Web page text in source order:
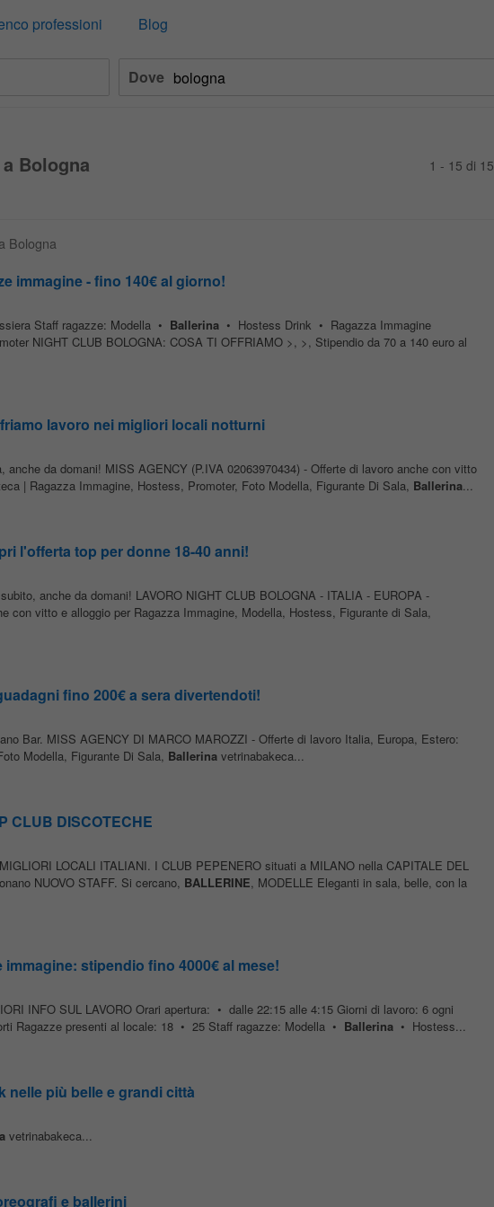
professioni Blog
Dove
Bologna 1 - 15 di 15
Bologna
immagine - fino 140€ al giorno!
Staff ragazze: Modella • Ballerina• Hostess Drink • Ragazza Immagine
NIGHT CLUB BOLOGNA: COSA TI OFFRIAMO >, >, Stipendio da 70 a 140 euro al
lavoro nei migliori locali notturni
da domani! MISS AGENCY (P.IVA 02063970434) - Offerte di lavoro anche con vitto
| Ragazza Immagine, Hostess, Promoter, Foto Modella, Figurante Di Sala, Ballerina...
l'offerta top per donne 18-40 anni!
anche da domani! LAVORO NIGHT CLUB BOLOGNA - ITALIA - EUROPA -
con vitto e alloggio per Ragazza Immagine, Modella, Hostess, Figurante di Sala,
fino 200€ a sera divertendoti!
Bar. MISS AGENCY DI MARCO MAROZZI - Offerte di lavoro Italia, Europa, Estero:
Modella, Figurante Di Sala, Ballerinavetrinabakeca...
CLUB DISCOTECHE
LOCALI ITALIANI. I CLUB PEPENERO situati a MILANO nella CAPITALE DEL
NUOVO STAFF. Si cercano, BALLERINE, MODELLE Eleganti in sala, belle, con la
stipendio fino 4000€ al mese!
INFO SUL LAVORO Orari apertura: • dalle 22:15 alle 4:15 Giorni di lavoro: 6 ogni
Ragazze presenti al locale: 18 • 25 Staff ragazze: Modella • Ballerina• Hostess...
più belle e grandi città
vetrinabakeca...
e ballerini